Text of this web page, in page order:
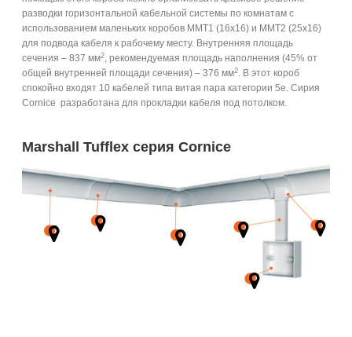
разводки горизонтальной кабельной системы по комнатам с
использованием маленьких коробов MMT1 (16x16) и MMT2 (25x16)
для подвода кабеля к рабочему месту. Внутренняя площадь
сечения – 837 мм2, рекомендуемая площадь наполнения (45% от
общей внутренней площади сечения) – 376 мм2. В этот короб
спокойно входят 10 кабелей типа витая пара категории 5е. Сирия
Cornice разработана для прокладки кабеля под потолком.
Marshall Tufflex серия Cornice